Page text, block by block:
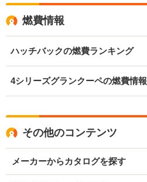
燃費情報
ハッチバックの燃費ランキング
4シリーズグランクーペの燃費情報
その他のコンテンツ
メーカーからカタログを探す